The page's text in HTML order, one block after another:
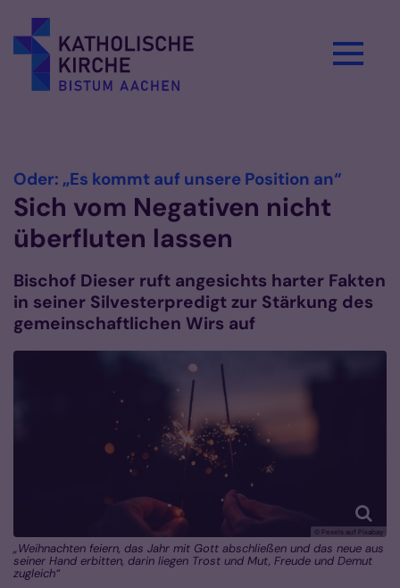
Oder: „Es kommt auf unsere Position an“:
Sich vom Negativen nicht
überfluten lassen
Bischof Dieser ruft angesichts harter Fakten
in seiner Silvesterpredigt zur Stärkung des
gemeinschaftlichen Wirs auf
© Pexels auf Pixabay
„Weihnachten feiern, das Jahr mit Gott abschließen und das neue aus
seiner Hand erbitten, darin liegen Trost und Mut, Freude und Demut
zugleich“